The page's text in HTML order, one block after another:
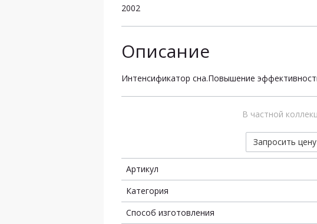
2002
Описание
Интенсификатор сна.Повышение
В частной
Запросить цену
Артикул
Категория
Способ изготовления